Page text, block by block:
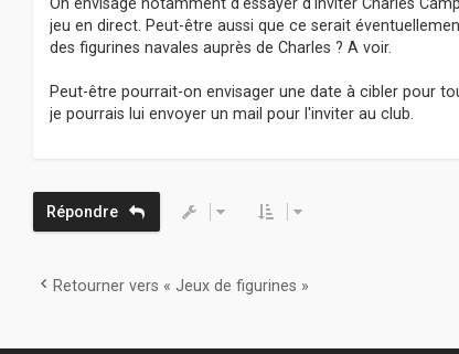
jeu en direct. Peut-être aussi que ce serait
des figurines navales auprès de Charles ? A voir.
Peut-être pourrait-on envisager une date à cibler pour
je pourrais lui envoyer un mail pour l'inviter au club.
Répondre
Retourner vers « Jeux de figurines »